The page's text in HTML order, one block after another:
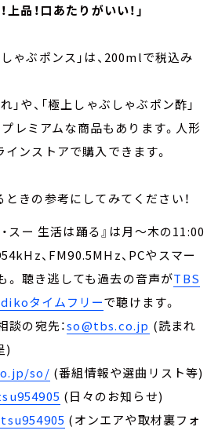
上品！口あたりがいい！」
ゃぶポンス」は、200mlで税込み
」や、「極上しゃぶしゃぶポン酢」
レミアムな商品もあります。人形
ンストアで購入できます。
きの参考にしてみてください！
スー 生活は踊る』は月～木の11:00
、FM90.5MHz、PCやスマー
。 聴き逃しても過去の音声がTBS
タイムフリーで聴けます。
の宛先：so@tbs.co.jp (読まれ
)
so/ (番組情報や選曲リスト等)
(日々のお知らせ)
(オンエアや取材裏フォ